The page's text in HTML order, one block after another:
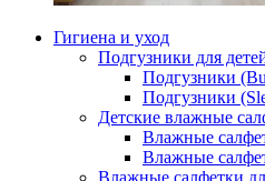
Гигиена и уход
Подгузники для
Подгузники
Подгузники
Детские влажные
Влажные
Влажные
Влажные салфетки